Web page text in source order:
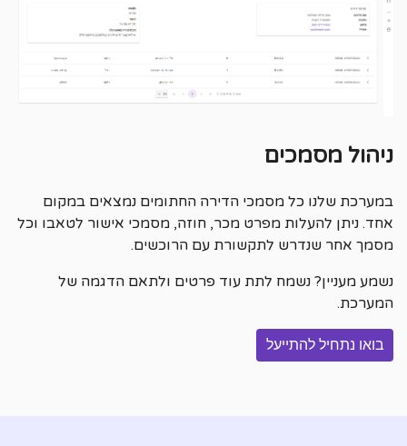
ניהול מסמכים
במערכת שלנו כל מסמכי הדירה החתומים נמצאים במקום
אחד. ניתן להעלות מפרט מכר, חוזה, מסמכי אישור לטאבו וכל
מסמך אחר שנדרש לתקשורת עם הרוכשים.
נשמע מעניין? נשמח לתת עוד פרטים ולתאם הדגמה של
המערכת.
בואו נתחיל להתייעל